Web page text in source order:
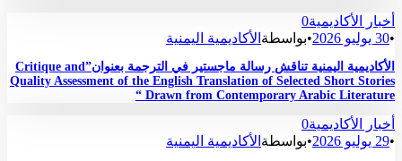
أخبار الأكاديمية0
•30 يوليو 2026 •بواسطة الأكاديمية اليمنية
الأكاديمية اليمنية تناقش رسالة ماجستير في الترجمة بعنوان”Critique and
Quality Assessment of the English Translation of Selected Short Stories
Drawn from Contemporary Arabic Literature “
أخبار الأكاديمية0
•29 يوليو 2026 •بواسطة الأكاديمية اليمنية